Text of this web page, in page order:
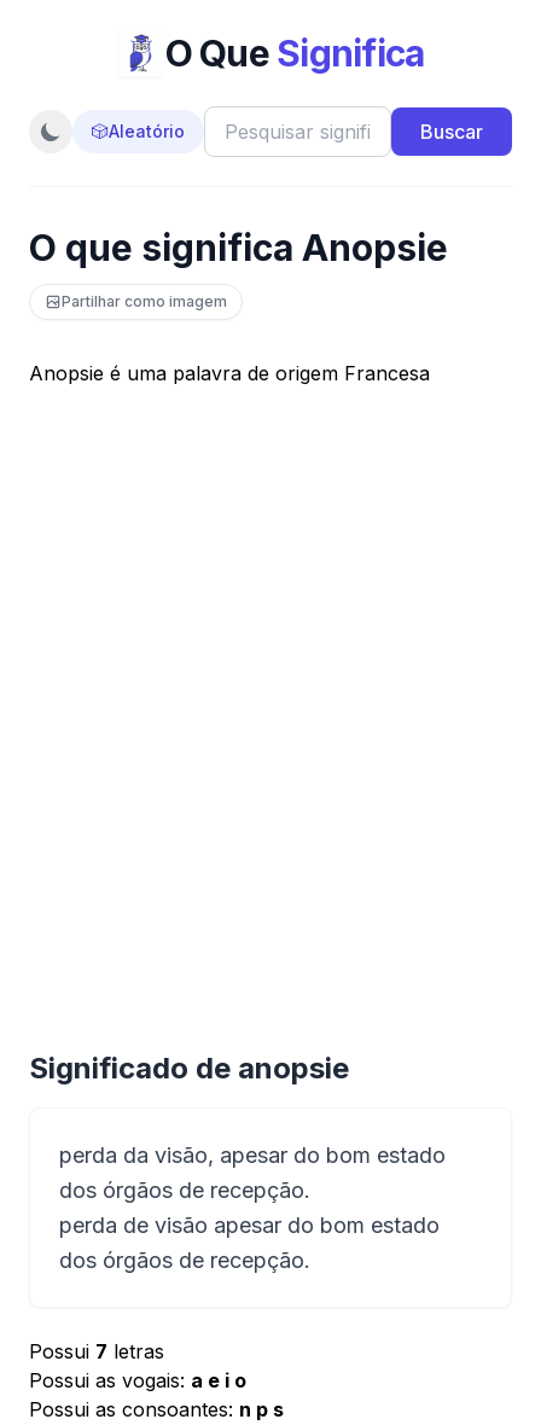
O QueSignifica
🎲Aleatório Buscar
O que significa Anopsie
Partilhar como imagem
Anopsie é uma palavra de origem Francesa
Significado de anopsie
perda da visão, apesar do bom estado
dos órgãos de recepção.
perda de visão apesar do bom estado
dos órgãos de recepção.
Possui 7 letras
Possui as vogais: a e i o
Possui as consoantes: n p s